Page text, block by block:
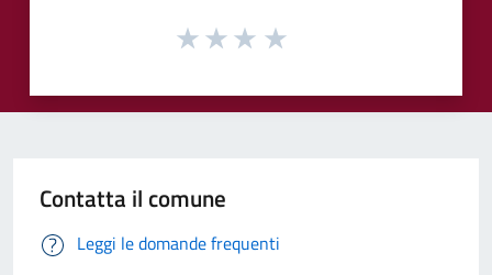
Contatta il comune
Leggi le domande frequenti